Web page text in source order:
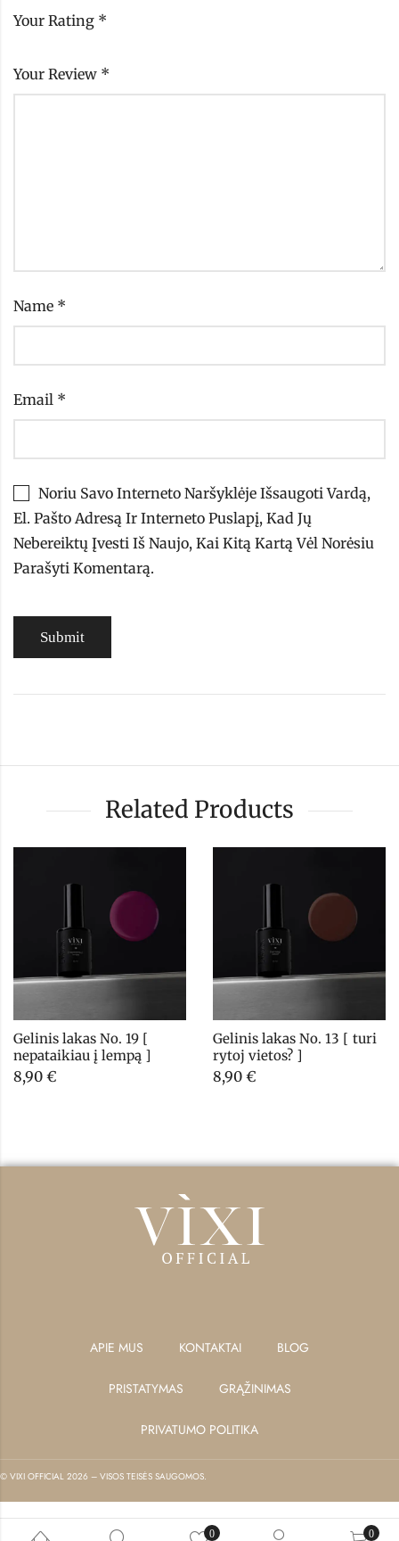
Your Rating *
Your Review *
Name *
Email *
Noriu Savo Interneto Naršyklėje Išsaugoti Vardą,
El. Pašto Adresą Ir Interneto Puslapį, Kad Jų
Nebereiktų Įvesti Iš Naujo, Kai Kitą Kartą Vėl Norėsiu
Parašyti Komentarą.
Related Products
Gelinis lakas No. 19 [
nepataikiau į lempą ]
8,90 €
Gelinis lakas No. 13 [ turi
rytoj vietos? ]
8,90 €
APIE MUS KONTAKTAI BLOG
PRISTATYMAS GRĄŽINIMAS
PRIVATUMO POLITIKA
© VIXI OFFICIAL 2026 – VISOS TEISĖS SAUGOMOS.
0 0